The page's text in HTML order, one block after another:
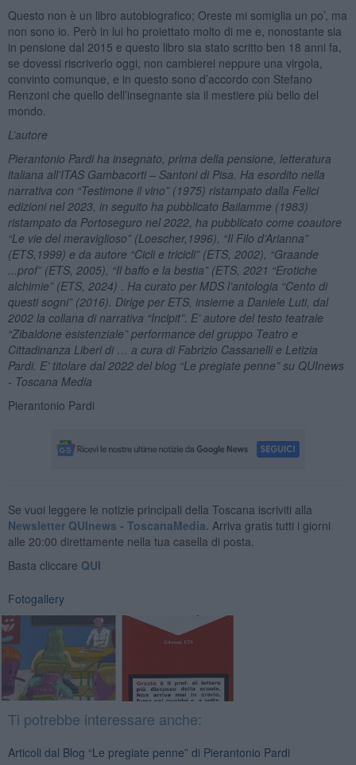
Questo non è un libro autobiografico; Oreste mi somiglia un po’, ma
non sono io. Però in lui ho proiettato molto di me e, nonostante sia
in pensione dal 2015 e questo libro sia stato scritto ben 18 anni fa,
se dovessi riscriverlo oggi, non cambierei neppure una virgola,
convinto comunque, e in questo sono d’accordo con Stefano
Renzoni che quello dell’insegnante sia il mestiere più bello del
mondo.
L’autore
Pierantonio Pardi ha insegnato, prima della pensione, letteratura
italiana all’ITAS Gambacorti – Santoni di Pisa. Ha esordito nella
narrativa con “Testimone il vino” (1975) ristampato dalla Felici
edizioni nel 2023, in seguito ha pubblicato Bailamme (1983)
ristampato da Portoseguro nel 2022, ha pubblicato come coautore
“Le vie del meraviglioso” (Loescher,1996), “Il Filo d’Arianna”
(ETS,1999) e da autore “Cicli e tricicli” (ETS, 2002), “Graande
...prof” (ETS, 2005), “Il baffo e la bestia” (ETS, 2021 “Erotiche
alchimie” (ETS, 2024) . Ha curato per MDS l’antologia “Cento di
questi sogni” (2016). Dirige per ETS, insieme a Daniele Luti, dal
2002 la collana di narrativa “Incipit”. E’ autore del testo teatrale
“Zibaldone esistenziale” performance del gruppo Teatro e
Cittadinanza Liberi di … a cura di Fabrizio Cassanelli e Letizia
Pardi. E’ titolare dal 2022 del blog “Le pregiate penne” su QUInews
- Toscana Media
Pierantonio Pardi
Se vuoi leggere le notizie principali della Toscana iscriviti alla
Newsletter QUInews - ToscanaMedia. Arriva gratis tutti i giorni
alle 20:00 direttamente nella tua casella di posta.
Basta cliccare QUI
Fotogallery
Ti potrebbe interessare anche:
Articoli dal Blog “Le pregiate penne” di Pierantonio Pardi